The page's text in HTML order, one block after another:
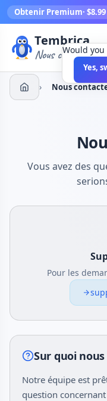
Obtenir Premium· $8.99
Tembrica
Nous créons des
› Nous
Vous avez des
Pour les
Sur quoi
Notre équipe est
question
Would
Yes,